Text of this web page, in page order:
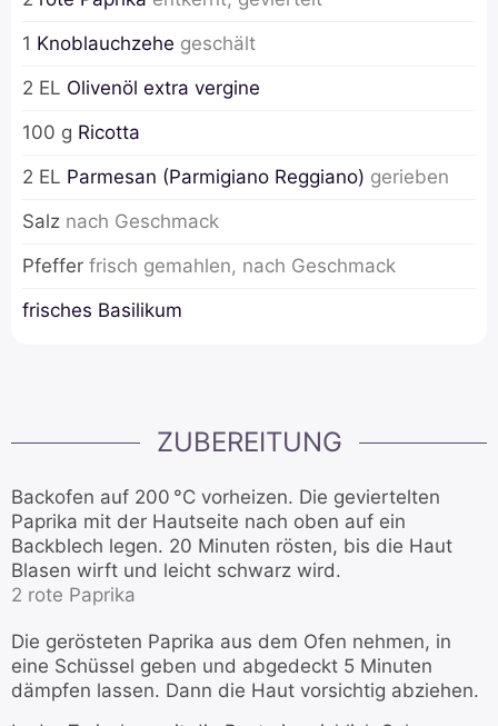
1 Knoblauchzehe geschält
2 EL Olivenöl extra vergine
100 g Ricotta
2 EL Parmesan (Parmigiano Reggiano) gerieben
Salz nach Geschmack
Pfeffer frisch gemahlen, nach Geschmack
frisches Basilikum
ZUBEREITUNG
Backofen auf 200 °C vorheizen. Die geviertelten
Paprika mit der Hautseite nach oben auf ein
Backblech legen. 20 Minuten rösten, bis die Haut
Blasen wirft und leicht schwarz wird.
2 rote Paprika
Die gerösteten Paprika aus dem Ofen nehmen, in
eine Schüssel geben und abgedeckt 5 Minuten
dämpfen lassen. Dann die Haut vorsichtig abziehen.